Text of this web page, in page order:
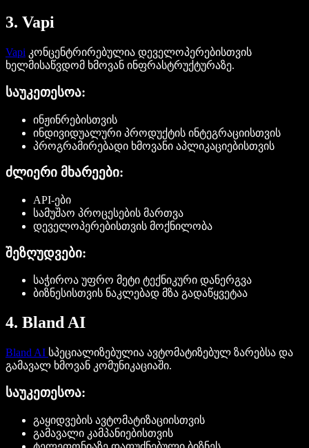
3. Vapi
Vapi კონცენტრირებულია დეველოპერებისთვის
ხელმისაწვდომ ხმოვან ინფრასტრუქტურაზე.
საუკეთესოა:
ინჟინრებისთვის
ინდივიდუალური პროდუქტის ინტეგრაციისთვის
პროგრამირებადი ხმოვანი აპლიკაციებისთვის
ძლიერი მხარეები:
API-ები
სამუშაო პროცესების მართვა
დეველოპერებისთვის მოქნილობა
შეზღუდვები:
საჭიროა უფრო მეტი ტექნიკური დანერგვა
ბიზნესისთვის ნაკლებად მზა გადაწყვეტაა
4. Bland AI
Bland AI სპეციალიზებულია ავტომატიზებულ ზარებსა და
გამავალ ხმოვან კომუნიკაციაში.
საუკეთესოა:
გაყიდვების ავტომატიზაციისთვის
გამავალი კამპანიებისთვის